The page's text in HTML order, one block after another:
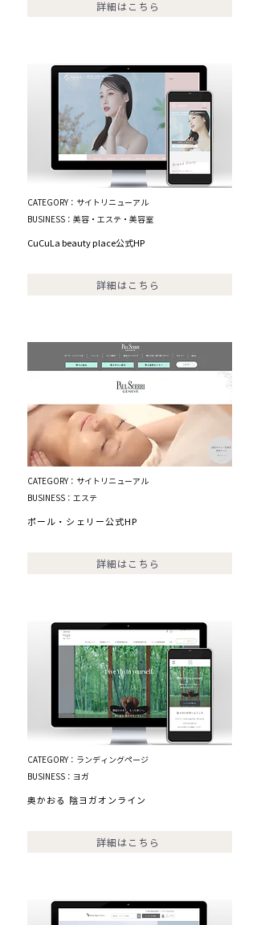
詳細はこちら
CATEGORY：サイトリニューアル
BUSINESS：美容・エステ・美容室
CuCuLa beauty place公式HP
詳細はこちら
CATEGORY：サイトリニューアル
BUSINESS：エステ
ポール・シェリー公式HP
詳細はこちら
CATEGORY：ランディングページ
BUSINESS：ヨガ
​奥かおる 陰ヨガオンライン
詳細はこちら